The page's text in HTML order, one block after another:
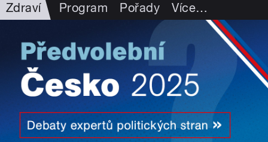
Zdraví Program Pořady Více…